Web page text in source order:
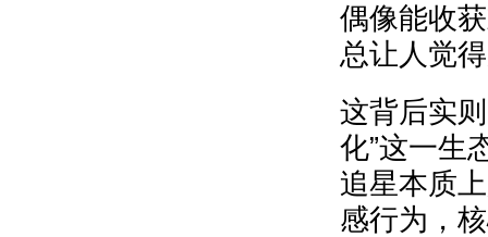
偶像能收
总让人觉
这背后实
化”这一生
追星本质
感行为，